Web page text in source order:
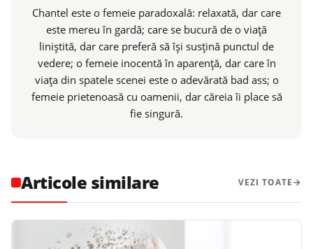
Chantel este o femeie paradoxală: relaxată, dar care
este mereu în gardă; care se bucură de o viaţă
liniştită, dar care preferă să îşi susţină punctul de
vedere; o femeie inocentă în aparenţă, dar care în
viaţa din spatele scenei este o adevărată bad ass; o
femeie prietenoasă cu oamenii, dar căreia îi place să
fie singură.
Articole similare VEZI TOATE